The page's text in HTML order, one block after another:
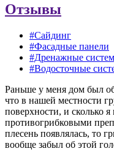
Отзывы
#Сайдинг
#Фасадные панели
#Дренажные
#Водосточные
Раньше у меня дом был
что в нашей местности
поверхности, и сколько
противогрибковыми
плесень появлялась, то
вообще забыл об этой